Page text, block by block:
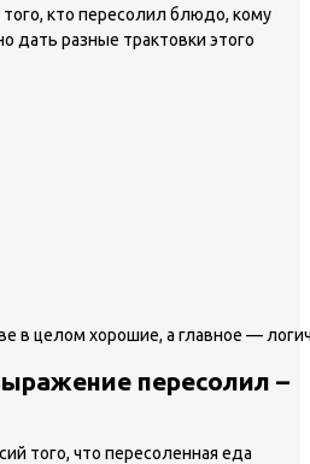
кто пересолил блюдо, кому
дать разные трактовки этого
в целом хорошие, а главное —
пересолил –
того, что пересоленная еда